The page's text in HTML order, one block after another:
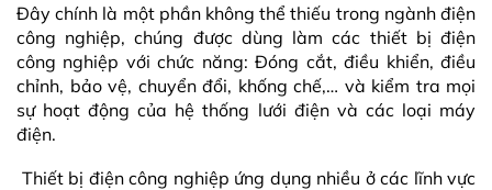
Đây chính là một phần không thể thiếu trong ngành điện
công nghiệp, chúng được dùng làm các thiết bị điện
công nghiệp với chức năng: Đóng cắt, điều khiển, điều
chỉnh, bảo vệ, chuyển đổi, khống chế,… và kiểm tra mọi
sự hoạt động của hệ thống lưới điện và các loại máy
điện.
Thiết bị điện công nghiệp ứng dụng nhiều ở các lĩnh vực